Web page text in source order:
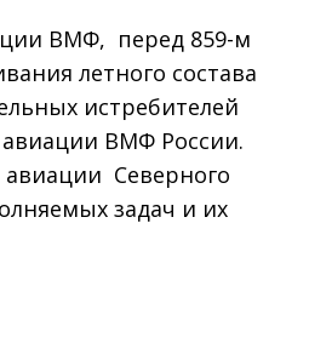
ВМФ, перед 859-м
летного состава
истребителей
ВМФ России.
Северного
задач и их